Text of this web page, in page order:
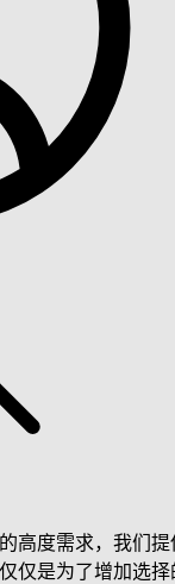
高度需求，我们提
仅是为了增加选择